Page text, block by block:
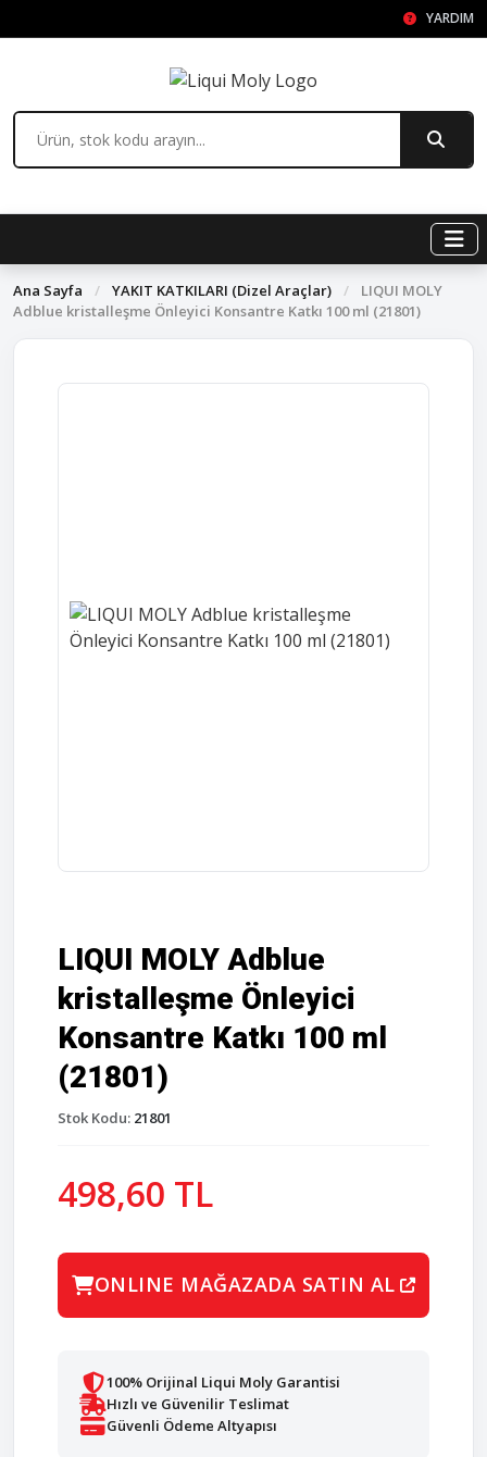
YARDIM
Ana Sayfa / YAKIT KATKILARI (Dizel Araçlar) /
LIQUI MOLY
Adblue kristalleşme Önleyici Konsantre Katkı 100 ml (21801)
LIQUI MOLY Adblue
kristalleşme Önleyici
Konsantre Katkı 100 ml
(21801)
Stok Kodu: 21801
498,60 TL
ONLINE MAĞAZADA SATIN AL
100% Orijinal Liqui Moly Garantisi
Hızlı ve Güvenilir Teslimat
Güvenli Ödeme Altyapısı